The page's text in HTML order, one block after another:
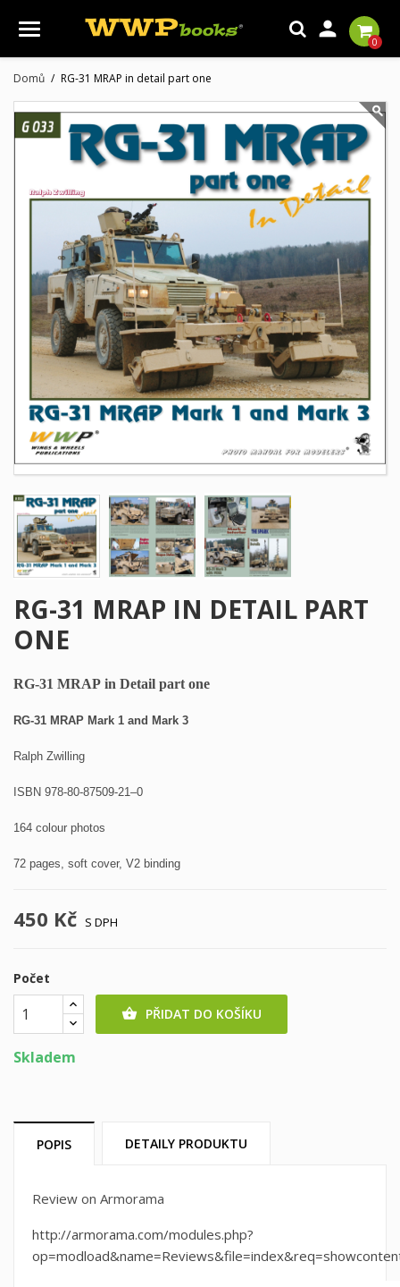

0
Domů RG-31 MRAP in detail part one
RG-31 MRAP IN DETAIL PART
ONE
RG-31 MRAP in Detail part one
RG-31 MRAP Mark 1 and Mark 3
Ralph Zwilling
ISBN 978-80-87509-21–0
164 colour photos
72 pages, soft cover, V2 binding
450 Kč S DPH
Počet
 PŘIDAT DO KOŠÍKU
Skladem
POPIS DETAILY PRODUKTU
Review on Armorama
http://armorama.com/modules.php?